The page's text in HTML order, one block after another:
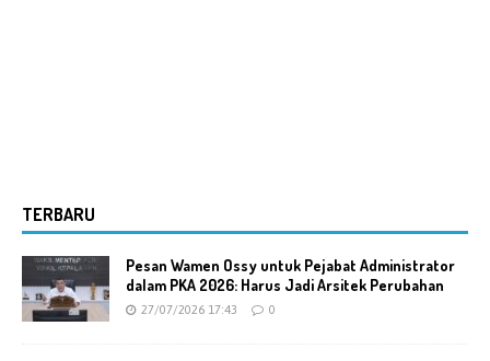
TERBARU
Pesan Wamen Ossy untuk Pejabat Administrator
dalam PKA 2026: Harus Jadi Arsitek Perubahan
27/07/2026 17:43 0